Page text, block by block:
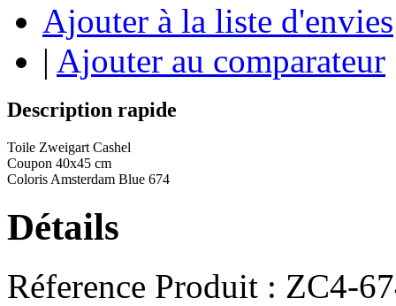
Ajouter à la liste d'envies
| Ajouter au comparateur
Description rapide
Toile Zweigart Cashel
Coupon 40x45 cm
Coloris Amsterdam Blue 674
Détails
Réference Produit : ZC4-